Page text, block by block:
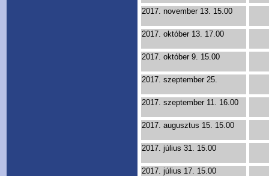
2017. november 13. 15.00
2017. október 13. 17.00
2017. október 9. 15.00
2017. szeptember 25.
2017. szeptember 11. 16.00
2017. augusztus 15. 15.00
2017. július 31. 15.00
2017. július 17. 15.00